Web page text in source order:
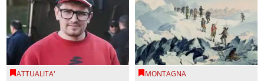
ATTUALITA' MONTAGNA